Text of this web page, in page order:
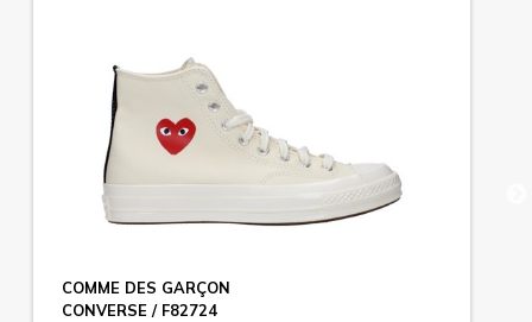
COMME DES GARÇON
CONVERSE / F82724